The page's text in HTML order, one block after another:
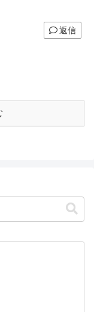
返信